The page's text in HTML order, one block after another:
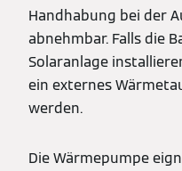
Handhabung bei der
abnehmbar. Falls die
Solaranlage
ein externes
werden.
Die Wärmepumpe